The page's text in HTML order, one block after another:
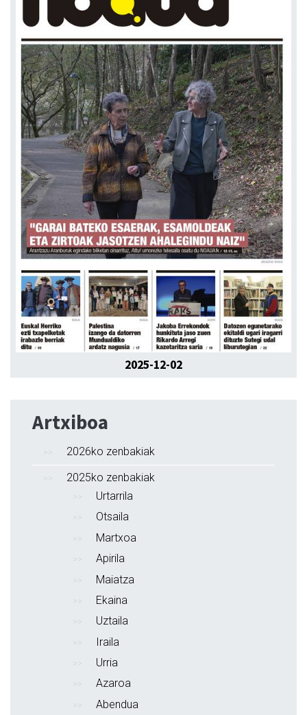
2025-12-02
Artxiboa
2026ko zenbakiak
2025ko zenbakiak
Urtarrila
Otsaila
Martxoa
Apirila
Maiatza
Ekaina
Uztaila
Iraila
Urria
Azaroa
Abendua